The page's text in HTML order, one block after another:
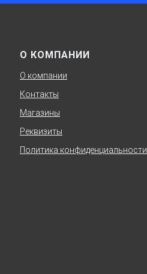
О КОМПАНИИ
О компании
Контакты
Магазины
Реквизиты
Политика конфиденциальности